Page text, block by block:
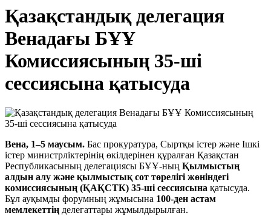
Қазақстандық делегация
Венадағы БҰҰ
Комиссиясының 35-ші
сессиясына қатысуда
Вена, 1–5 маусым. Бас прокуратура, Сыртқы істер және Ішкі
істер министрліктерінің өкілдерінен құралған Қазақстан
Республикасының делегациясы БҰҰ-ның Қылмыстың
алдын алу және қылмыстық сот төрелігі жөніндегі
комиссиясының (ҚАҚСТК) 35-ші сессиясына қатысуда.
Бұл ауқымды форумның жұмысына 100-ден астам
мемлекеттің делегаттары жұмылдырылған.